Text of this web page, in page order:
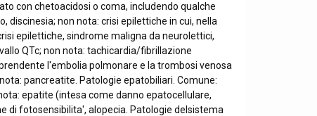
con chetoacidosi o coma, includendo qualche
discinesia; non nota: crisi epilettiche in cui, nella
epilettiche, sindrome maligna da neurolettici,
QTc; non nota: tachicardia/fibrillazione
l'embolia polmonare e la trombosi venosa
pancreatite. Patologie epatobiliari. Comune:
epatite (intesa come danno epatocellulare,
di fotosensibilita', alopecia. Patologie delsistema